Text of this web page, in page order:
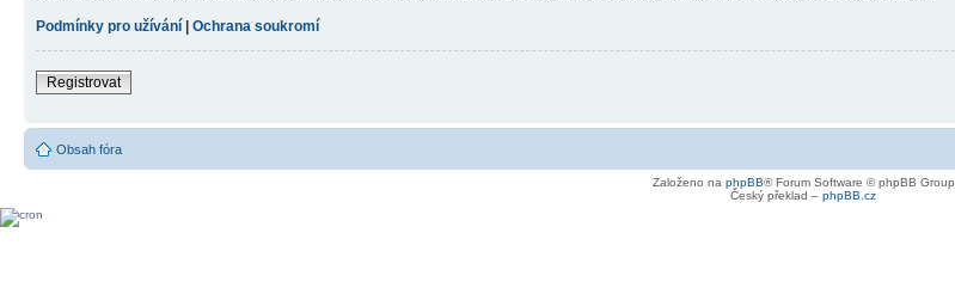
Podmínky pro užívání
Ochrana soukromí
Registrovat
Obsah fóra
Založeno na phpBB® Forum Software © phpBB Group
Český překlad – phpBB.cz